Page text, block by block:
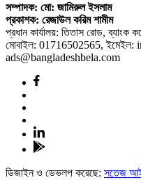
সম্পাদক: মো: জামিরুল ইসলাম
প্রকাশক: রেজাউল করিম শামীম
প্রধান কার্যালয়: তিতাস রোড, ব্যাংক
মোবাইল: 01716502565,
ads@bangladeshbela.com
ডিজাইন ও ডেভলপ করেছে: সতেজ